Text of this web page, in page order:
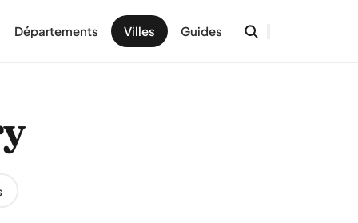
Départements Villes Guides